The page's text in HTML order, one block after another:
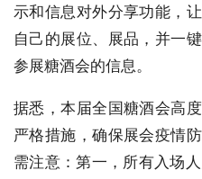
示和信息对外分享功能，
自己的展位、展品，并一
参展糖酒会的信息。
据悉，本届全国糖酒会高
严格措施，确保展会疫情
需注意：第一，所有入场